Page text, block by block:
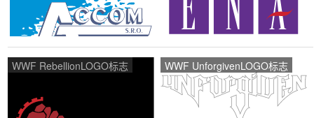
WWF RebellionLOGO标志 WWF UnforgivenLOGO标志